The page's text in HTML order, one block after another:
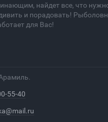
найдет все, что
и порадовать!
для Вас!
55-40